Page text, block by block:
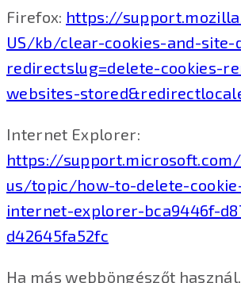
Firefox: https://
US/kb/clear-cookies-and-site-
redirectslug=delete-cookies-
websites-
Internet Explorer:
https://
us/topic/how-to-delete-
internet-explorer-bca9446f-
d42645fa52fc
Ha más webböngészőt